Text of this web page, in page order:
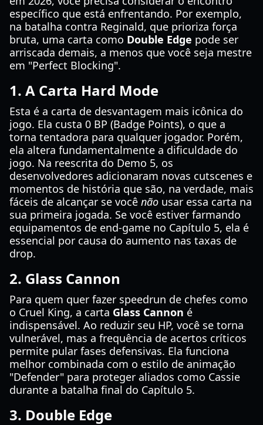
específico que está enfrentando. Por exemplo,
na batalha contra Reginald, que prioriza força
bruta, uma carta como Double Edge pode ser
arriscada demais, a menos que você seja mestre
em "Perfect Blocking".
1. A Carta Hard Mode
Esta é a carta de desvantagem mais icônica do
jogo. Ela custa 0 BP (Badge Points), o que a
torna tentadora para qualquer jogador. Porém,
ela altera fundamentalmente a dificuldade do
jogo. Na reescrita do Demo 5, os
desenvolvedores adicionaram novas cutscenes e
momentos de história que são, na verdade, mais
fáceis de alcançar se você não usar essa carta na
sua primeira jogada. Se você estiver farmando
equipamentos de end-game no Capítulo 5, ela é
essencial por causa do aumento nas taxas de
drop.
2. Glass Cannon
Para quem quer fazer speedrun de chefes como
o Cruel King, a carta Glass Cannon é
indispensável. Ao reduzir seu HP, você se torna
vulnerável, mas a frequência de acertos críticos
permite pular fases defensivas. Ela funciona
melhor combinada com o estilo de animação
"Defender" para proteger aliados como Cassie
durante a batalha final do Capítulo 5.
3. Double Edge